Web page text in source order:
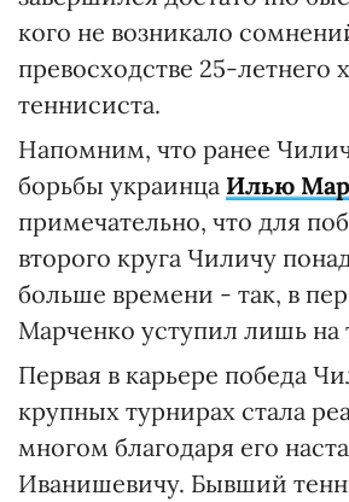
кого не возникало
превосходстве 25-летнего
теннисиста.
Напомним, что ранее
борьбы украинца Илью
примечательно, что для
второго круга Чиличу
больше времени - так, в
Марченко уступил лишь на
Первая в карьере победа
крупных турнирах стала
многом благодаря его
Иванишевичу. Бывший